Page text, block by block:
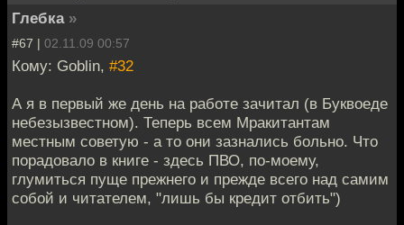
Глебка »
#67 | 02.11.09 00:57
Кому: Goblin, #32
А я в первый же день на работе зачитал (в Буквоеде
небезызвестном). Теперь всем Мракитантам
местным советую - а то они зазнались больно. Что
порадовало в книге - здесь ПВО, по-моему,
глумиться пуще прежнего и прежде всего над самим
собой и читателем, "лишь бы кредит отбить")